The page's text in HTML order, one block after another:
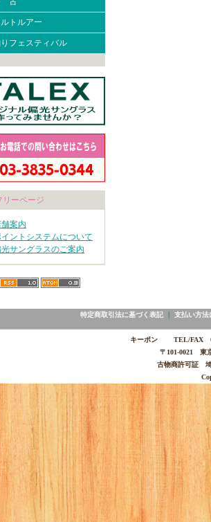
ルトルアー
りフェスティバル
ーページ
舗案内
ントシステムについて
サングラスのご案内
特定商取引法に基づく表記｜ 支払い方法
キーポン TEL/FAX
〒101-0021 東
古物商許可証